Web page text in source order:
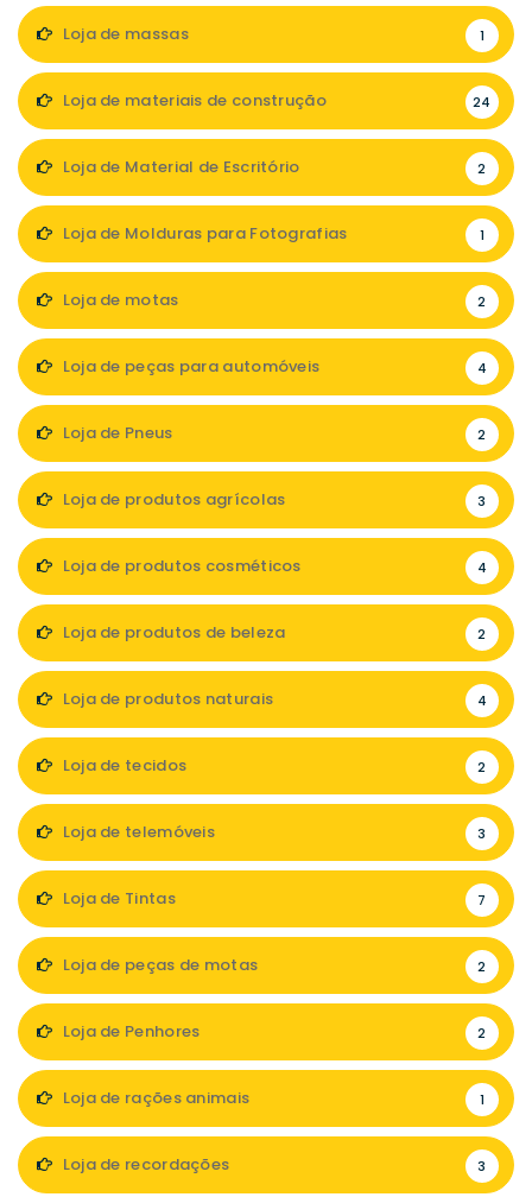
Loja de massas 1
Loja de materiais de construção 24
Loja de Material de Escritório 2
Loja de Molduras para Fotografias 1
Loja de motas 2
Loja de peças para automóveis 4
Loja de Pneus 2
Loja de produtos agrícolas 3
Loja de produtos cosméticos 4
Loja de produtos de beleza 2
Loja de produtos naturais 4
Loja de tecidos 2
Loja de telemóveis 3
Loja de Tintas 7
Loja de peças de motas 2
Loja de Penhores 2
Loja de rações animais 1
Loja de recordações 3